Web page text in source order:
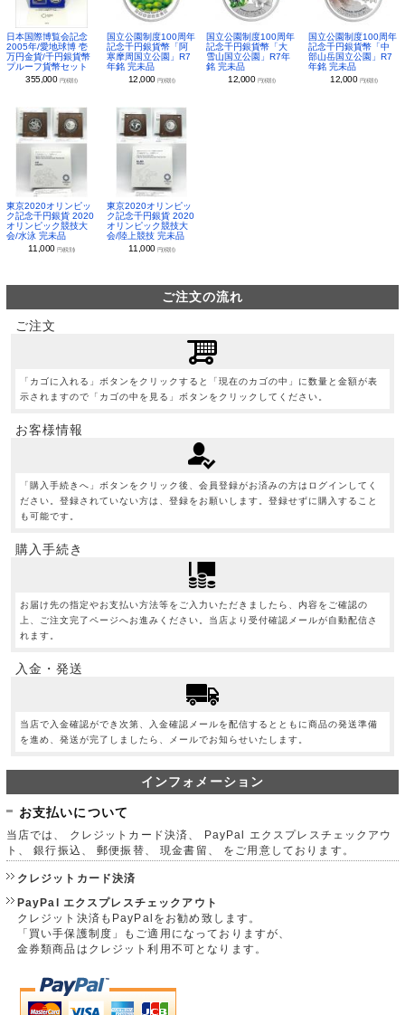
日本国際博覧会記念
2005年/愛地球博 壱
万円金貨/千円銀貨幣
プルーフ貨幣セット
355,000 円(税別)
国立公園制度100周年
記念千円銀貨幣「阿
寒摩周国立公園」R7
年銘 完未品
12,000 円(税別)
国立公園制度100周年
記念千円銀貨幣「大
雪山国立公園」R7年
銘 完未品
12,000 円(税別)
国立公園制度100周年
記念千円銀貨幣「中
部山岳国立公園」R7
年銘 完未品
12,000 円(税別)
東京2020オリンピッ
ク記念千円銀貨 2020
オリンピック競技大
会/水泳 完未品
11,000円(税別)
東京2020オリンピッ
ク記念千円銀貨 2020
オリンピック競技大
会/陸上競技 完未品
11,000 円(税別)
ご注文の流れ
ご注文
「カゴに入れる」ボタンをクリックすると「現在のカゴの中」に数量と金額が表
示されますので「カゴの中を見る」ボタンをクリックしてください。
お客様情報
「購入手続きへ」ボタンをクリック後、会員登録がお済みの方はログインしてく
ださい。登録されていない方は、登録をお願いします。登録せずに購入すること
も可能です。
購入手続き
お届け先の指定やお支払い方法等をご入力いただきましたら、内容をご確認の
上、ご注文完了ページへお進みください。当店より受付確認メールが自動配信さ
れます。
入金・発送
当店で入金確認ができ次第、入金確認メールを配信するとともに商品の発送準備
を進め、発送が完了しましたら、メールでお知らせいたします。
インフォメーション
お支払いについて
当店では、 クレジットカード決済、 PayPal エクスプレスチェックアウ
ト、 銀行振込、 郵便振替、 現金書留、 をご用意しております。
クレジットカード決済
PayPal エクスプレスチェックアウト
クレジット決済もPayPalをお勧め致します。
「買い手保護制度」もご適用になっておりますが、
金券類商品はクレジット利用不可となります。